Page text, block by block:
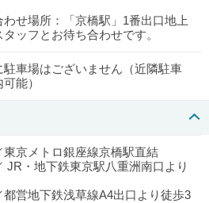
せ場所：「京橋駅」1番出口地上
ッフとお待ち合わせです。
車場はございません（近隣駐車
能）
東京メトロ銀座線京橋駅直結
JR・地下鉄東京駅八重洲南口より
都営地下鉄浅草線A4出口より徒歩3